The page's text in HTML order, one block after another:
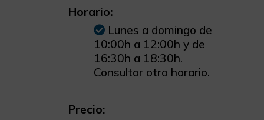
Horario:
Lunes a domingo de
10:00h a 12:00h y de
16:30h a 18:30h.
Consultar otro horario.
Precio: